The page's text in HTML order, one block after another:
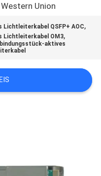
Union
Lichtleiterkabel QSFP+ AOC,
Lichtleiterkabel OM3,
aktives